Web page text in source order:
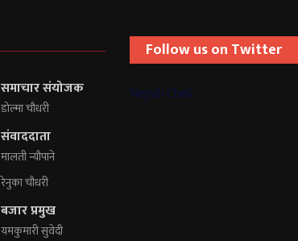
समाचार संयोजक
डोल्मा चौधरी
संवाददाता
मालती न्यौपाने
रेनुका चौधरी
बजार प्रमुख
यमकुमारी सुवेदी
Follow us on Twitter
Nepali Cheli